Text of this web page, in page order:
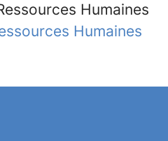
Humaines
Humaines